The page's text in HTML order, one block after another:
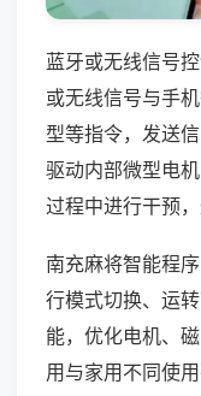
蓝牙或无线信号
或无线信号与手
型等指令，发送
驱动内部微型电
过程中进行干预，
南充麻将智能程
行模式切换、运
能，优化电机、
用与家用不同使用